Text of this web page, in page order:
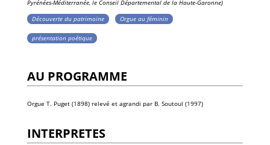
Pyrénées-Méditerranée, le Conseil Départemental de la Haute-Garonne)
Découverte du patrimoine
Orgue au féminin
présentation poétique
AU PROGRAMME
Orgue T. Puget (1898) relevé et agrandi par B. Soutoul (1997)
INTERPRETES